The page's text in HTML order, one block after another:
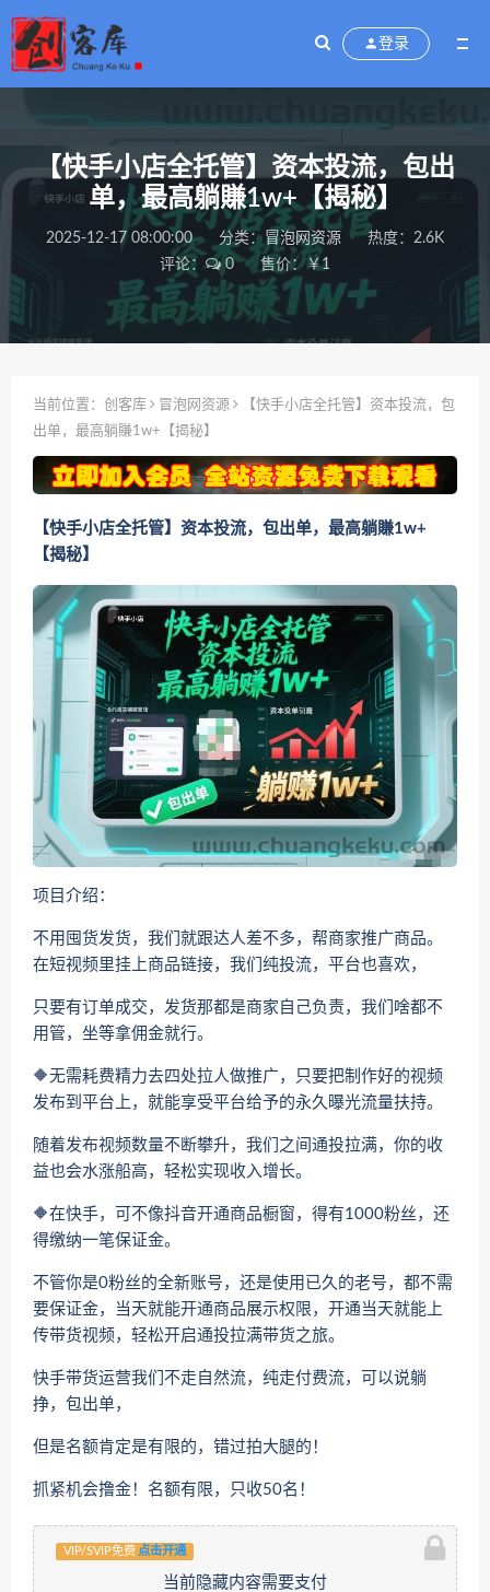
登录
【快手小店全托管】资本投流，包出
单，最高躺賺1w+【揭秘】
2025-12-17 08:00:00 分类： 冒泡网资源
热度：2.6K
评论：
0 售价：￥1
当前位置： 创客库 冒泡网资源
【快手小店全托管】资本投流，包
出单，最高躺賺1w+【揭秘】
【快手小店全托管】资本投流，包出单，最高躺賺1w+
【揭秘】
项目介绍：
不用囤货发货，我们就跟达人差不多，帮商家推广商品。
在短视频里挂上商品链接，我们纯投流，平台也喜欢，
只要有订单成交，发货那都是商家自己负责，我们啥都不
用管，坐等拿佣金就行。
🔶无需耗费精力去四处拉人做推广，只要把制作好的视频
发布到平台上，就能享受平台给予的永久曝光流量扶持。
随着发布视频数量不断攀升，我们之间通投拉满，你的收
益也会水涨船高，轻松实现收入增长。
🔶在快手，可不像抖音开通商品橱窗，得有1000粉丝，还
得缴纳一笔保证金。
不管你是0粉丝的全新账号，还是使用已久的老号，都不需
要保证金，当天就能开通商品展示权限，开通当天就能上
传带货视频，轻松开启通投拉满带货之旅。
快手带货运营我们不走自然流，纯走付费流，可以说躺
挣，包出单，
但是名额肯定是有限的，错过拍大腿的！
抓紧机会撸金！名额有限，只收50名！
VIP/SVIP免费 点击开通
当前隐藏内容需要支付